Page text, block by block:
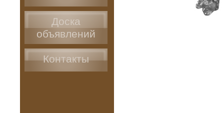
Доска
объявлений
Контакты